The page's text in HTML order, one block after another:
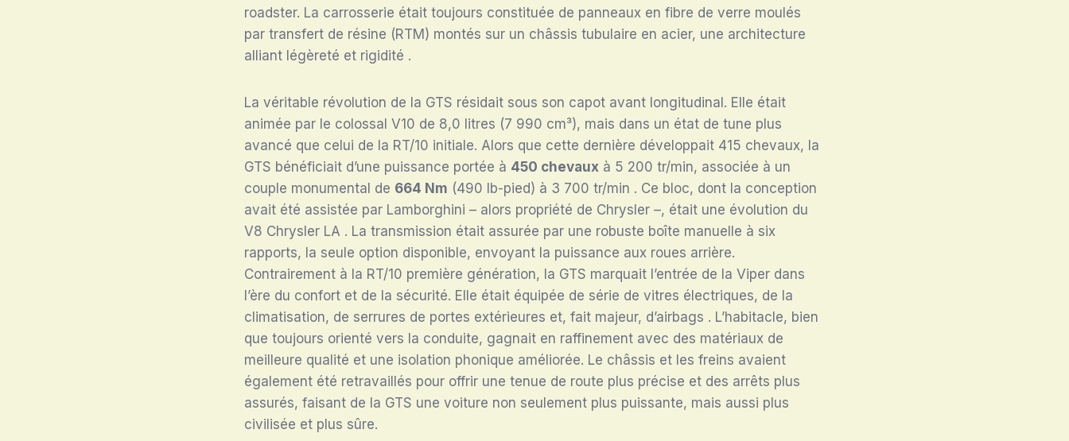
roadster. La carrosserie était toujours constituée de panneaux en fibre de verre moulés
par transfert de résine (RTM) montés sur un châssis tubulaire en acier, une architecture
alliant légèreté et rigidité .
La véritable révolution de la GTS résidait sous son capot avant longitudinal. Elle était
animée par le colossal V10 de 8,0 litres (7 990 cm³), mais dans un état de tune plus
avancé que celui de la RT/10 initiale. Alors que cette dernière développait 415 chevaux, la
GTS bénéficiait d’une puissance portée à 450 chevaux à 5 200 tr/min, associée à un
couple monumental de 664 Nm (490 lb-pied) à 3 700 tr/min . Ce bloc, dont la conception
avait été assistée par Lamborghini – alors propriété de Chrysler –, était une évolution du
V8 Chrysler LA . La transmission était assurée par une robuste boîte manuelle à six
rapports, la seule option disponible, envoyant la puissance aux roues arrière.
Contrairement à la RT/10 première génération, la GTS marquait l’entrée de la Viper dans
l’ère du confort et de la sécurité. Elle était équipée de série de vitres électriques, de la
climatisation, de serrures de portes extérieures et, fait majeur, d’airbags . L’habitacle, bien
que toujours orienté vers la conduite, gagnait en raffinement avec des matériaux de
meilleure qualité et une isolation phonique améliorée. Le châssis et les freins avaient
également été retravaillés pour offrir une tenue de route plus précise et des arrêts plus
assurés, faisant de la GTS une voiture non seulement plus puissante, mais aussi plus
civilisée et plus sûre.